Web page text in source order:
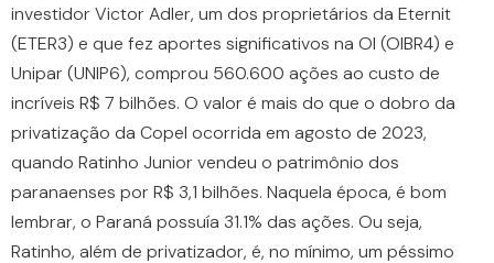
investidor Victor Adler, um dos proprietários da Eternit
(ETER3) e que fez aportes significativos na OI (OIBR4) e
Unipar (UNIP6), comprou 560.600 ações ao custo de
incríveis R$ 7 bilhões. O valor é mais do que o dobro da
privatização da Copel ocorrida em agosto de 2023,
quando Ratinho Junior vendeu o patrimônio dos
paranaenses por R$ 3,1 bilhões. Naquela época, é bom
lembrar, o Paraná possuía 31.1% das ações. Ou seja,
Ratinho, além de privatizador, é, no mínimo, um péssimo